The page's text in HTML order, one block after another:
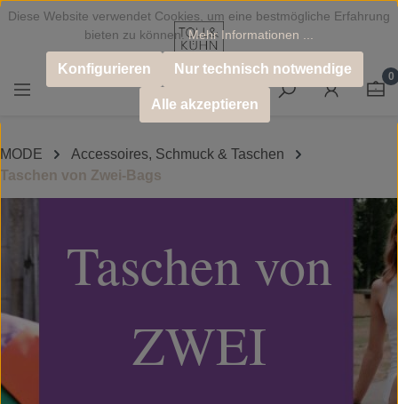
Zum Hauptinhalt springen
0
MODE
Accessoires, Schmuck & Taschen
Taschen von Zwei-Bags
Taschen von
ZWEI
Diese Website verwendet Cookies, um eine bestmögliche Erfahrung
bieten zu können.Mehr Informationen ...
Nur technisch notwendige
Konfigurieren
Alle akzeptieren